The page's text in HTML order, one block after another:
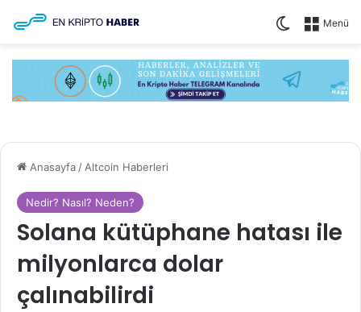
Menü
Dış
Anasayfa / Altcoin Haberleri
Nedir? Nasıl? Neden?
Solana kütüphane hatası ile
milyonlarca dolar
çalınabilirdi